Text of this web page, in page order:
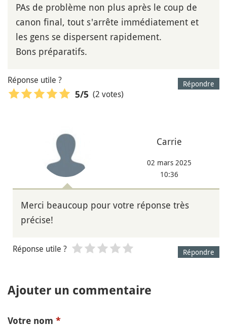
PAs de problème non plus après le coup de
canon final, tout s'arrête immédiatement et
les gens se dispersent rapidement.
Bons préparatifs.
Répondre
Réponse utile ?
5/5 (2 votes)
Carrie
02 mars 2025
10:36
Merci beaucoup pour votre réponse très
précise!
Répondre
Réponse utile ?
Ajouter un commentaire
Votre nom *